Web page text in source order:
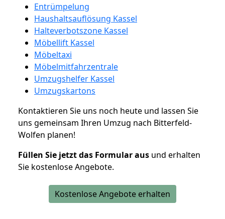
Entrümpelung
Haushaltsauflösung Kassel
Halteverbotszone Kassel
Möbellift Kassel
Möbeltaxi
Möbelmitfahrzentrale
Umzugshelfer Kassel
Umzugskartons
Kontaktieren Sie uns noch heute und lassen Sie
uns gemeinsam Ihren Umzug nach Bitterfeld-
Wolfen planen!
Füllen Sie jetzt das Formular aus und erhalten
Sie kostenlose Angebote.
Kostenlose Angebote erhalten